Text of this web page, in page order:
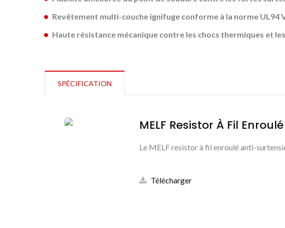
Revêtement multi-couche ignifuge conforme à la norme UL94
Haute résistance mécanique contre les chocs thermiques et
SPÉCIFICATION
MELF Resistor À Fil
Le MELF resistor à fil enroulé anti-
Télécharger